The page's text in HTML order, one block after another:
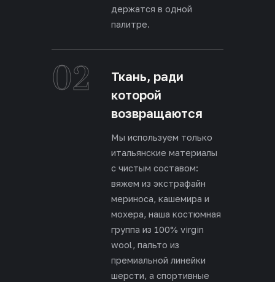
держатся в одной
палитре.
02
Ткань, ради
которой
возвращаются
Мы используем только
итальянские материалы
с чистым составом:
вяжем из экстрафайн
мериноса, кашемира и
мохера, наша костюмная
группа из 100% virgin
wool, пальто из
премиальной линейки
шерсти, а спортивные